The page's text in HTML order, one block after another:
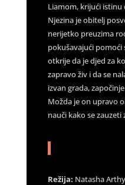
Liamom, krijući istinu
Njezina je obitelj
nerijetko preuzima
pokušavajući pomoći
otkrije da je djed za
zapravo živ i da se
izvan grada,
Možda je on upravo
nauči kako se zauzeti
Režija: Natasha Arthy